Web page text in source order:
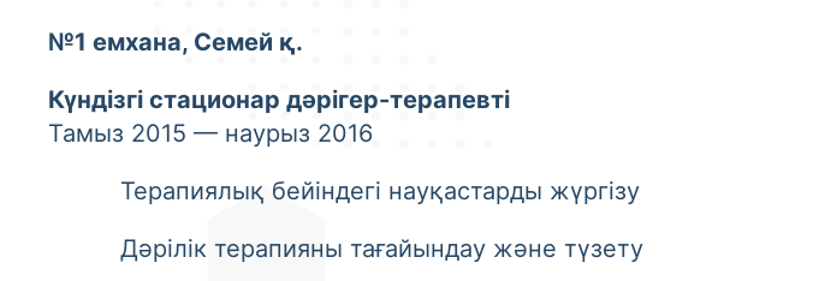
№1 емхана, Семей қ.
Күндізгі стационар дәрігер-терапевті
Тамыз 2015 — наурыз 2016
Терапиялық бейіндегі науқастарды жүргізу
Дәрілік терапияны тағайындау және түзету